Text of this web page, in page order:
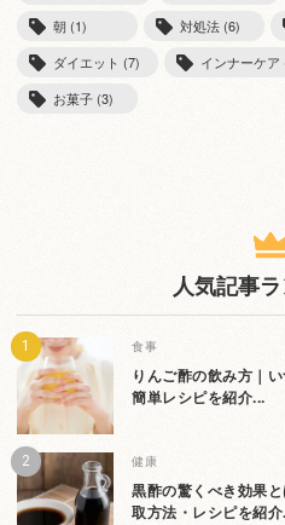
朝 (1)
対処法 (6)
ダイエット (7)
インナーケア
お菓子 (3)
人気記事
食事
りんご酢の飲み方｜
簡単レシピを紹介...
健康
黒酢の驚くべき効果
取方法・レシピを紹